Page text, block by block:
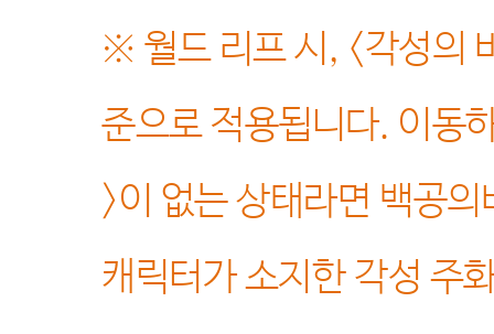
※ 월드 리프 시 , <각성의
준으로 적용됩니다. 이동
>이 없는 상태라면 백공의
캐릭터가 소지한 각성 주